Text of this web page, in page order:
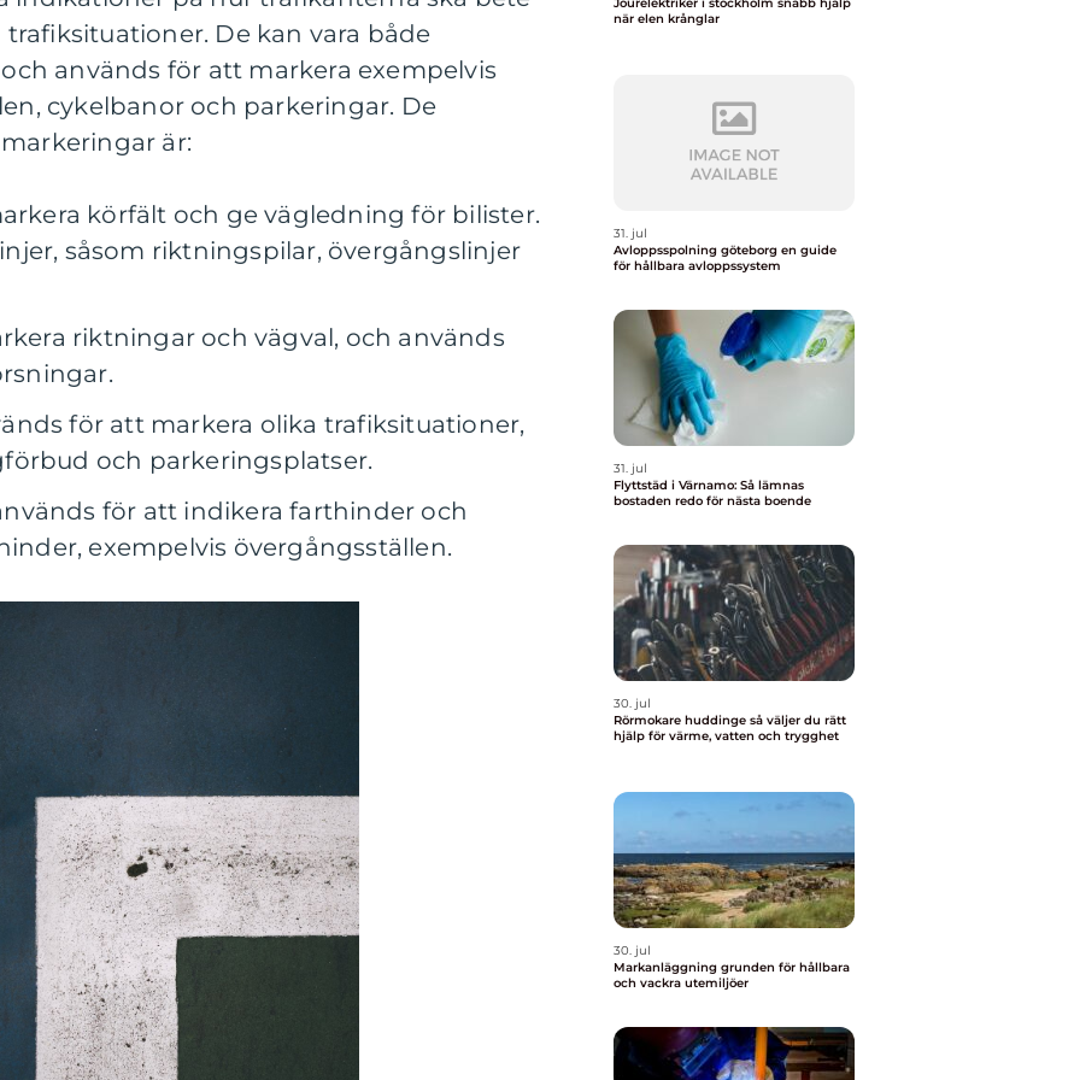
De kan vara både
används för att markera exempelvis
cykelbanor och parkeringar. De
är:
körfält och ge vägledning för bilister.
såsom riktningspilar, övergångslinjer
riktningar och vägval, och används
för att markera olika trafiksituationer,
och parkeringsplatser.
för att indikera farthinder och
exempelvis övergångsställen.
när elen krånglar
31. jul
Avloppsspolning göteborg en guide
för hållbara avloppssystem
31. jul
Flyttstäd i Värnamo: Så lämnas
bostaden redo för nästa boende
30. jul
Rörmokare huddinge så väljer du rätt
hjälp för värme, vatten och trygghet
30. jul
Markanläggning grunden för hållbara
och vackra utemiljöer